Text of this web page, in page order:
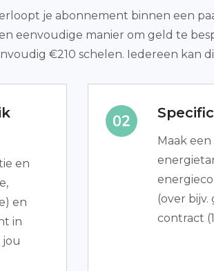
je abonnement binnen een
eenvoudige manier om geld te
€210 schelen. Iedereen kan
en
en
in
Maak
(over
contract